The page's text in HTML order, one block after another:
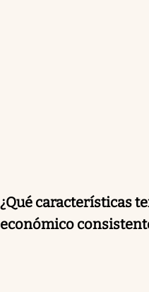
¿Qué características
económico